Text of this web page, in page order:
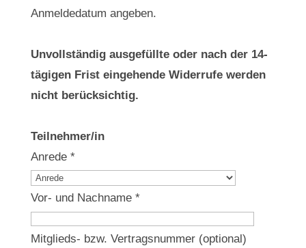
Anmeldedatum angeben.
Unvollständig ausgefüllte oder nach der 14-
tägigen Frist eingehende Widerrufe werden
nicht berücksichtig.
Teilnehmer/in
Anrede *
Vor- und Nachname *
Mitglieds- bzw. Vertragsnummer (optional)